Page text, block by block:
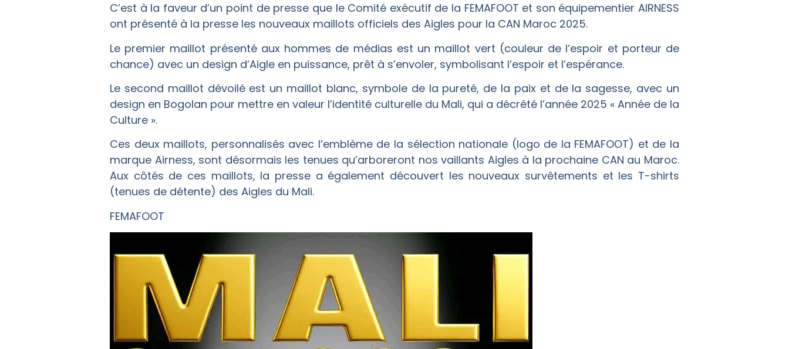
C’est à la faveur d’un point de presse que le Comité exécutif de la FEMAFOOT et son équipementier AIRNESS
ont présenté à la presse les nouveaux maillots officiels des Aigles pour la CAN Maroc 2025.
Le premier maillot présenté aux hommes de médias est un maillot vert (couleur de l’espoir et porteur de
chance) avec un design d’Aigle en puissance, prêt à s’envoler, symbolisant l’espoir et l’espérance.
Le second maillot dévoilé est un maillot blanc, symbole de la pureté, de la paix et de la sagesse, avec un
design en Bogolan pour mettre en valeur l’identité culturelle du Mali, qui a décrété l’année 2025 « Année de la
Culture ».
Ces deux maillots, personnalisés avec l’emblème de la sélection nationale (logo de la FEMAFOOT) et de la
marque Airness, sont désormais les tenues qu’arboreront nos vaillants Aigles à la prochaine CAN au Maroc.
Aux côtés de ces maillots, la presse a également découvert les nouveaux survêtements et les T-shirts
(tenues de détente) des Aigles du Mali.
FEMAFOOT